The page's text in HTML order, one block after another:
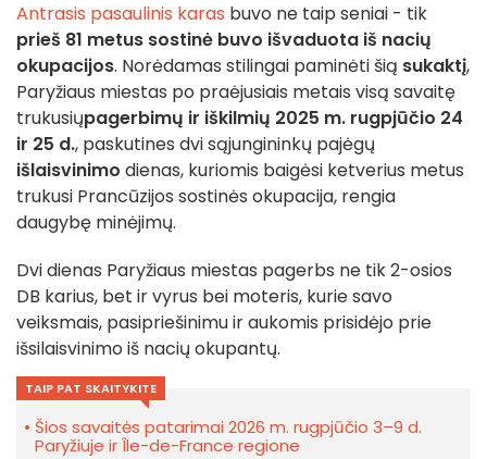
Antrasis pasaulinis karas buvo ne taip seniai - tik
prieš 81 metus sostinė buvo išvaduota iš nacių
okupacijos. Norėdamas stilingai paminėti šią sukaktį,
Paryžiaus miestas po praėjusiais metais visą savaitę
trukusiųpagerbimų ir iškilmių 2025 m. rugpjūčio 24
ir 25 d., paskutines dvi sąjungininkų pajėgų
išlaisvinimo dienas, kuriomis baigėsi ketverius metus
trukusi Prancūzijos sostinės okupacija, rengia
daugybę minėjimų.
Dvi dienas Paryžiaus miestas pagerbs ne tik 2-osios
DB karius, bet ir vyrus bei moteris, kurie savo
veiksmais, pasipriešinimu ir aukomis prisidėjo prie
išsilaisvinimo iš nacių okupantų.
TAIP PAT SKAITYKITE
Šios savaitės patarimai 2026 m. rugpjūčio 3–9 d.
Paryžiuje ir Île-de-France regione